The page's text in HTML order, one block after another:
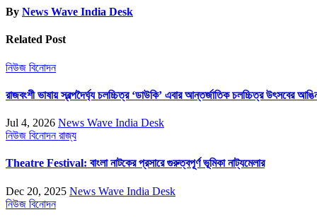
By News Wave India Desk
Related Post
নিউজ বিনোদন
রাজবংশী ভাষায় স্বল্পদৈর্ঘ্য চলচ্চিত্র ‘ডাউকি’ এবার আন্তর্জাতিক চলচ্চিত্র উৎসবের
Jul 4, 2026 News Wave India Desk
নিউজ বিনোদনরাজ্য
Theatre Festival: বাংলা নাটকের প্রসারে গুরুত্বপূর্ণ ভূমিকা নাট্যমেলার
Dec 20, 2025 News Wave India Desk
নিউজ বিনোদন